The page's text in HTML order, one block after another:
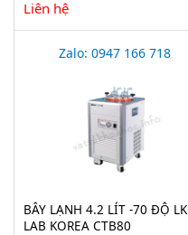
Liên hệ
Zalo: 0947 166 718
BẪY LẠNH 4.2 LÍT -70 ĐỘ LK
LAB KOREA CTB80